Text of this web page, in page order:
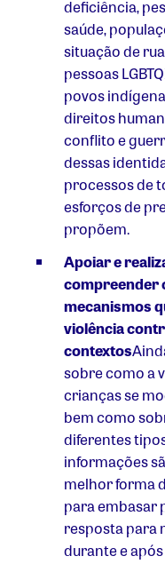
deficiência,
saúde,
situação de
pessoas
povos
direitos
conflito e
dessas
processos de
esforços de
propõem.
Apoiar e
compreender
mecanismos
violência
contextos
sobre como a
crianças se
bem como
diferentes
informações
melhor forma
para embasar
resposta para
durante e